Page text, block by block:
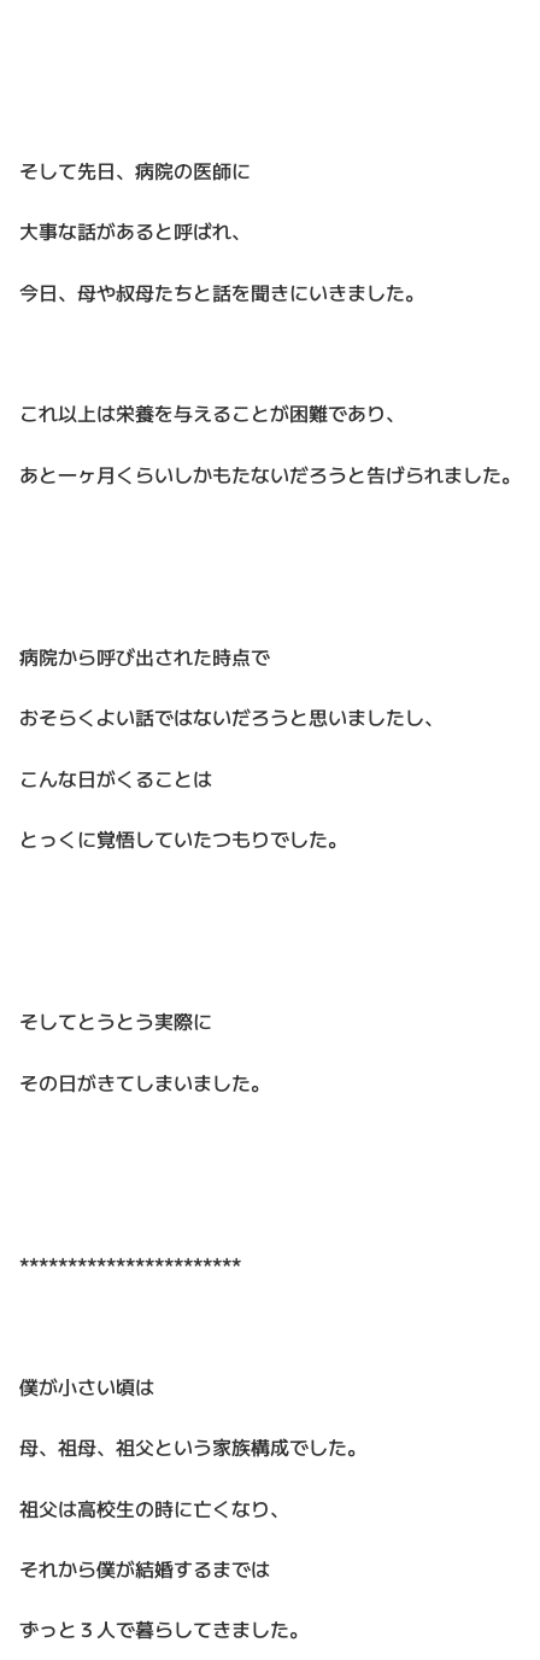
そして先日、病院の医師に
大事な話があると呼ばれ、
今日、母や叔母たちと話を聞きにいきました。
これ以上は栄養を与えることが困難であり、
あと一ヶ月くらいしかもたないだろうと告げられました。
病院から呼び出された時点で
おそらくよい話ではないだろうと思いましたし、
こんな日がくることは
とっくに覚悟していたつもりでした。
そしてとうとう実際に
その日がきてしまいました。
***********************
僕が小さい頃は
母、祖母、祖父という家族構成でした。
祖父は高校生の時に亡くなり、
それから僕が結婚するまでは
ずっと３人で暮らしてきました。